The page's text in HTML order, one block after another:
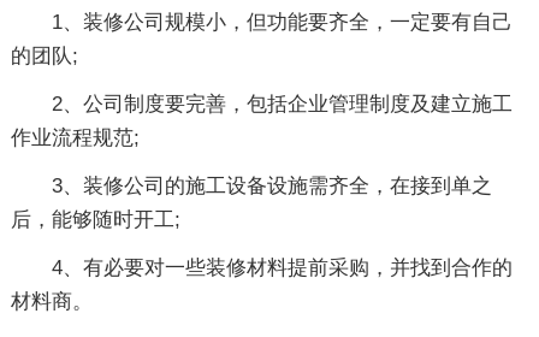
1、装修公司规模小，但功能要齐全，一定要有自己
的团队;
2、公司制度要完善，包括企业管理制度及建立施工
作业流程规范;
3、装修公司的施工设备设施需齐全，在接到单之
后，能够随时开工;
4、有必要对一些装修材料提前采购，并找到合作的
材料商。